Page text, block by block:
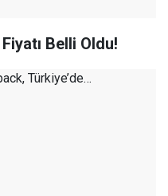
Fiyatı Belli Oldu!